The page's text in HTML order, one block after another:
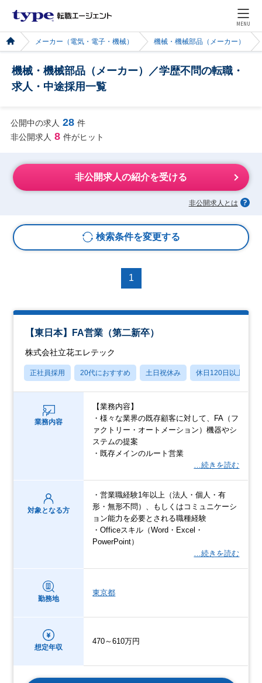
MENU
メーカー（電気・電子・機械） 機械・機械部品（メーカー）
機械・機械部品（メーカー）／学歴不問の転職・
求人・中途採用一覧
公開中の求人 28 件
非公開求人 8 件がヒット
非公開求人の紹介を受ける
非公開求人とは
検索条件を変更する
1
【東日本】FA営業（第二新卒）
株式会社立花エレテック
正社員採用 20代におすすめ 土日祝休み 休日120日以上
業務内容
【業務内容】
・様々な業界の既存顧客に対して、FA（フ
ァクトリー・オートメーション）機器やシ
ステムの提案
・既存メインのルート営業
…続きを読む
対象となる方
・営業職経験1年以上（法人・個人・有
形・無形不問）、もしくはコミュニケーシ
ョン能力を必要とされる職種経験
・Officeスキル（Word・Excel・
PowerPoint）
…続きを読む
勤務地
東京都
想定年収
470～610万円